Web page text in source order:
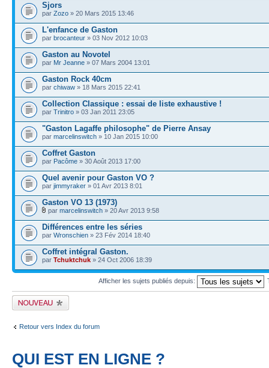
Sjors
par Zozo » 20 Mars 2015 13:46
L'enfance de Gaston
par brocanteur » 03 Nov 2012 10:03
Gaston au Novotel
par Mr Jeanne » 07 Mars 2004 13:01
Gaston Rock 40cm
par chiwaw » 18 Mars 2015 22:41
Collection Classique : essai de liste exhaustive !
par Trinitro » 03 Jan 2011 23:05
"Gaston Lagaffe philosophe" de Pierre Ansay
par marcelinswitch » 10 Jan 2015 10:00
Coffret Gaston
par Pacôme » 30 Août 2013 17:00
Quel avenir pour Gaston VO ?
par jimmyraker » 01 Avr 2013 8:01
Gaston VO 13 (1973)
par marcelinswitch » 20 Avr 2013 9:58
Différences entre les séries
par Wronschien » 23 Fév 2014 18:40
Coffret intégral Gaston.
par Tchuktchuk » 24 Oct 2006 18:39
Afficher les sujets publiés depuis:
Publier un nouveau
sujet
Retour vers Index du forum
QUI EST EN LIGNE ?